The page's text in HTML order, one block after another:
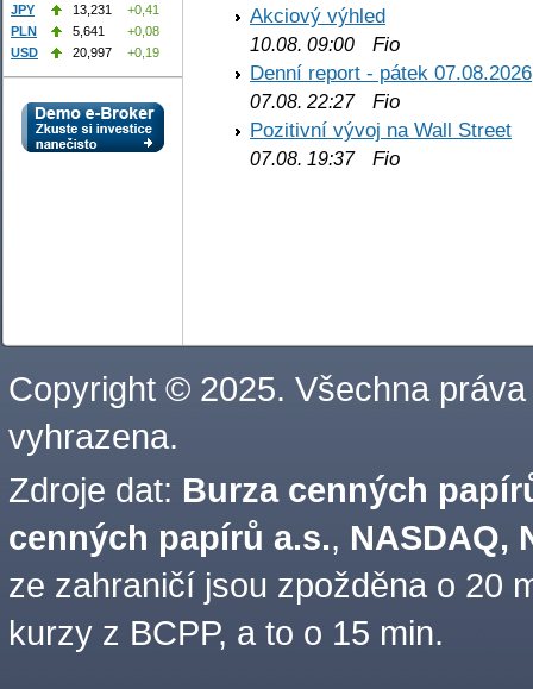
Akciový výhled
10.08. 09:00 Fio
Denní report - pátek 07.08.2026
07.08. 22:27Fio
Pozitivní vývoj na Wall Street
07.08. 19:37Fio
JPY
13,231
+0,41
PLN
5,641
+0,08
USD
20,997 +0,19
Copyright © 2025. Všechna práva
vyhrazena.
Zdroje dat: Burza cenných
cenných papírů a.s., NASDAQ,
ze zahraničí jsou zpožděna o 20
kurzy z BCPP, a to o 15 min.